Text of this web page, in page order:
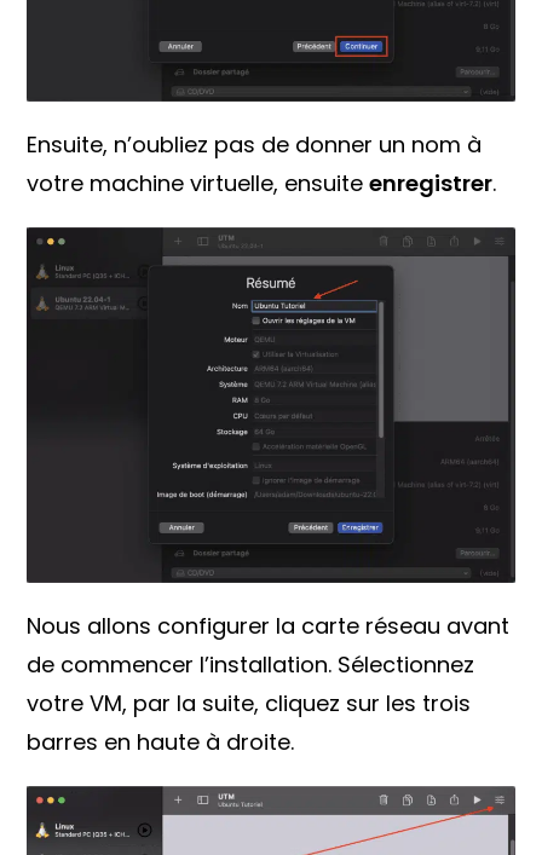
Ensuite, n’oubliez pas de donner un nom à
votre machine virtuelle, ensuiteenregistrer.
Nous allons configurer la carte réseau avant
de commencer l’installation. Sélectionnez
votre VM, par la suite, cliquez sur les trois
barres en haute à droite.